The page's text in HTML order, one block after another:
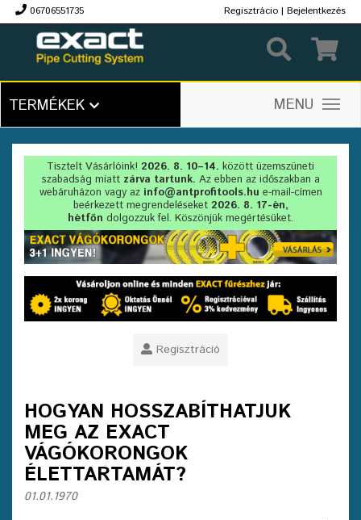
06706551735 Regisztrácio | Bejelentkezés
TERMÉKEK MENU
Tisztelt Vásárlóink! 2026. 8. 10–14. között üzemszüneti
szabadság miatt zárva tartunk. Az ebben az időszakban a
webáruházon vagy az info@antprofitools.hu e-mail-címen
beérkezett megrendeléseket 2026. 8. 17-én,
hétfőn dolgozzuk fel. Köszönjük megértésüket.
Regisztráció
HOGYAN HOSSZABÍTHATJUK
MEG AZ EXACT
VÁGÓKORONGOK
ÉLETTARTAMÁT?
01.01.1970